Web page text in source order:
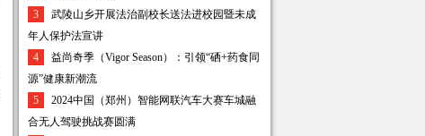
3
武陵山乡开展法治副校长送法进校园暨未成
年人保护法宣讲
4
益尚奇季（Vigor Season）：引领“硒+药食同
源”健康新潮流
5
2024中国（郑州）智能网联汽车大赛车城融
合无人驾驶挑战赛圆满